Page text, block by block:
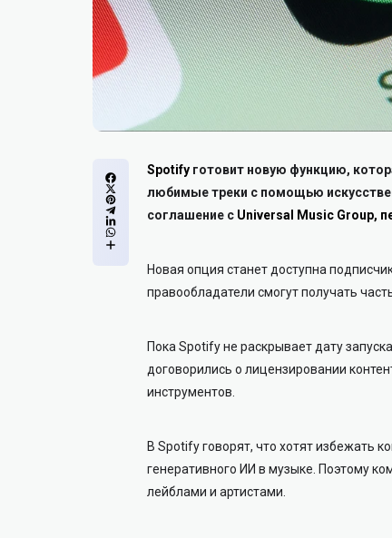
Spotify готовит новую функцию,
любимые треки с помощью
соглашение с Universal Music Group,
Новая опция станет доступна
правообладатели смогут получать
Пока Spotify не раскрывает дату
договорились о лицензировании
инструментов.
В Spotify говорят, что хотят избежать
генеративного ИИ в музыке. Поэтому
лейблами и артистами.